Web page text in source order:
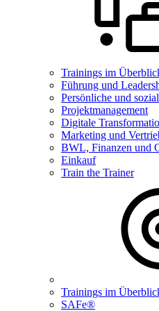
Trainings im
Führung und
Persönliche und
Projektmanagement
Digitale
Marketing und
BWL, Finanzen und
Einkauf
Train the Trainer
Trainings im
SAFe®